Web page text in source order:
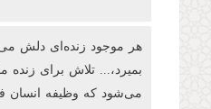
هر موجود زنده‌ای دلش
بمیرد،... تلاش برای
می‌شود که وظیفه انسان